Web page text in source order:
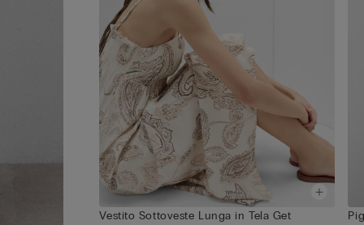
Vestito Sottoveste Lunga in Tela Get